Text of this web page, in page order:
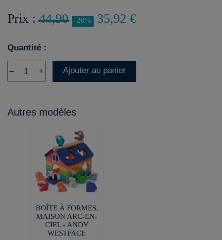
Prix :44,90 -20% 35,92 €
Quantité :
– + Ajouter au panier
Autres modèles
BOÎTE À FORMES,
MAISON ARC-EN-
CIEL - ANDY
WESTFACE